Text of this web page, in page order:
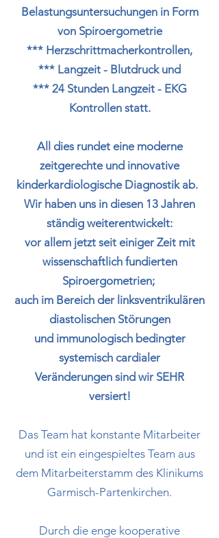
Belastungsuntersuchungen in Form
von Spiroergometrie
*** Herzschrittmacherkontrollen,
*** Langzeit - Blutdruck und
*** 24 Stunden Langzeit - EKG
Kontrollen statt.
All dies rundet eine moderne
zeitgerechte und innovative
kinderkardiologische Diagnostik ab. ​
Wir haben uns in diesen 13 Jahren
ständig weiterentwickelt:
vor allem jetzt seit einiger Zeit mit
wissenschaftlich fundierten
Spiroergometrien;
auch im Bereich der linksventrikulären
diastolischen Störungen
und immunologisch bedingter
systemisch cardialer
Veränderungen sind wir SEHR
versiert!
Das Team hat konstante Mitarbeiter
und ist ein eingespieltes Team aus
dem Mitarbeiterstamm des Klinikums
Garmisch-Partenkirchen.
Durch die enge kooperative